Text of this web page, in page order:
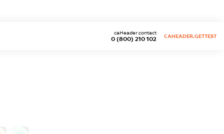
0 (800) 210 102
caHeader.contact
CAHEADER.GETTEST